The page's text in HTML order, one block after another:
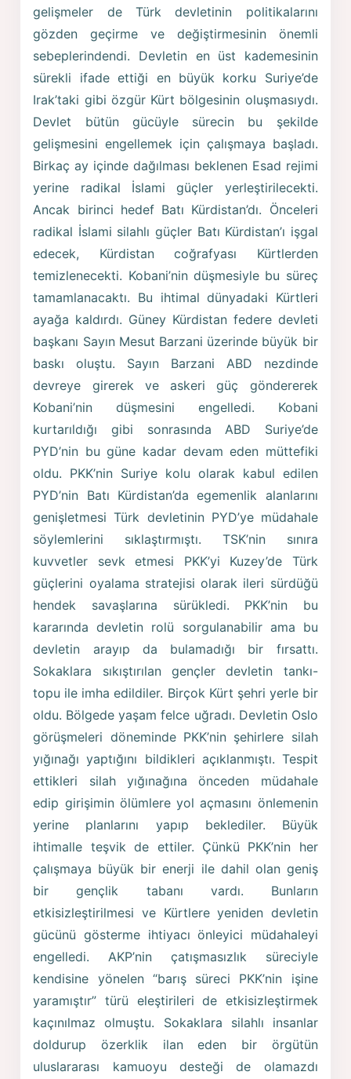
gelişmeler de Türk devletinin politikalarını
gözden geçirme ve değiştirmesinin önemli
sebeplerindendi. Devletin en üst kademesinin
sürekli ifade ettiği en büyük korku Suriye’de
Irak’taki gibi özgür Kürt bölgesinin oluşmasıydı.
Devlet bütün gücüyle sürecin bu şekilde
gelişmesini engellemek için çalışmaya başladı.
Birkaç ay içinde dağılması beklenen Esad rejimi
yerine radikal İslami güçler yerleştirilecekti.
Ancak birinci hedef Batı Kürdistan’dı. Önceleri
radikal İslami silahlı güçler Batı Kürdistan’ı işgal
edecek, Kürdistan coğrafyası Kürtlerden
temizlenecekti. Kobani’nin düşmesiyle bu süreç
tamamlanacaktı. Bu ihtimal dünyadaki Kürtleri
ayağa kaldırdı. Güney Kürdistan federe devleti
başkanı Sayın Mesut Barzani üzerinde büyük bir
baskı oluştu. Sayın Barzani ABD nezdinde
devreye girerek ve askeri güç göndererek
Kobani’nin düşmesini engelledi. Kobani
kurtarıldığı gibi sonrasında ABD Suriye’de
PYD’nin bu güne kadar devam eden müttefiki
oldu. PKK’nin Suriye kolu olarak kabul edilen
PYD’nin Batı Kürdistan’da egemenlik alanlarını
genişletmesi Türk devletinin PYD’ye müdahale
söylemlerini sıklaştırmıştı. TSK’nin sınıra
kuvvetler sevk etmesi PKK’yi Kuzey’de Türk
güçlerini oyalama stratejisi olarak ileri sürdüğü
hendek savaşlarına sürükledi. PKK’nin bu
kararında devletin rolü sorgulanabilir ama bu
devletin arayıp da bulamadığı bir fırsattı.
Sokaklara sıkıştırılan gençler devletin tankı-
topu ile imha edildiler. Birçok Kürt şehri yerle bir
oldu. Bölgede yaşam felce uğradı. Devletin Oslo
görüşmeleri döneminde PKK’nin şehirlere silah
yığınağı yaptığını bildikleri açıklanmıştı. Tespit
ettikleri silah yığınağına önceden müdahale
edip girişimin ölümlere yol açmasını önlemenin
yerine planlarını yapıp beklediler. Büyük
ihtimalle teşvik de ettiler. Çünkü PKK’nin her
çalışmaya büyük bir enerji ile dahil olan geniş
bir gençlik tabanı vardı. Bunların
etkisizleştirilmesi ve Kürtlere yeniden devletin
gücünü gösterme ihtiyacı önleyici müdahaleyi
engelledi. AKP’nin çatışmasızlık süreciyle
kendisine yönelen “barış süreci PKK’nin işine
yaramıştır” türü eleştirileri de etkisizleştirmek
kaçınılmaz olmuştu. Sokaklara silahlı insanlar
doldurup özerklik ilan eden bir örgütün
uluslararası kamuoyu desteği de olamazdı